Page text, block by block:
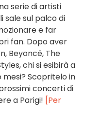
serie di artisti
sale sul palco di
e far
fan. Dopo aver
Beyoncé, The
chi si esibirà a
Scopritelo in
concerti di
a Parigi! [Per